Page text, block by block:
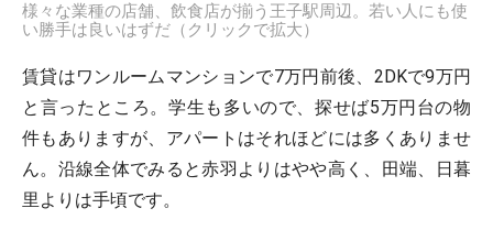
様々な業種の店舗、飲食店が揃う王子駅周辺。若い人にも使
い勝手は良いはずだ（クリックで拡大）
賃貸はワンルームマンションで7万円前後、2DKで9万円
と言ったところ。学生も多いので、探せば5万円台の物
件もありますが、アパートはそれほどには多くありませ
ん。沿線全体でみると赤羽よりはやや高く、田端、日暮
里よりは手頃です。